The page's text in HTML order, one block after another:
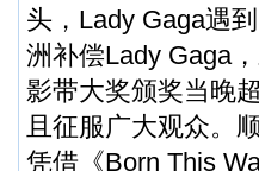
头，Lady Gaga遇
洲补偿Lady Gaga
影带大奖颁奖当晚
且征服广大观众。
凭借《Born This